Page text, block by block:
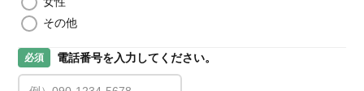
その他
必須 電話番号を入力してください。